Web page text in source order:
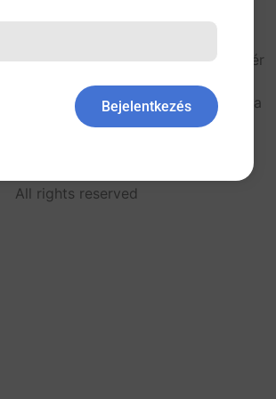
A betegség mögött frusztrációk,
halála, válás vagy szakítás is
halmozódása a genetikus háttér
bántalmazás csaknem
esetén „agyonhallgatott”, de már a
kórokozó tényező. A
benzodiazepinek, triciklikus […]
All rights reserved
Bejelentkezés